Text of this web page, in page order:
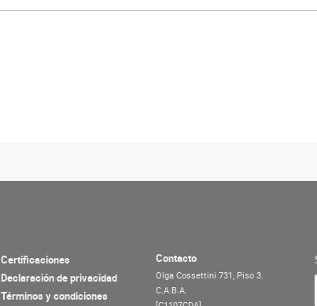
Certificaciones
Declaración de privacidad
Términos y condiciones
Contacto
Olga Cossettini 731, Piso 3.
C.A.B.A.